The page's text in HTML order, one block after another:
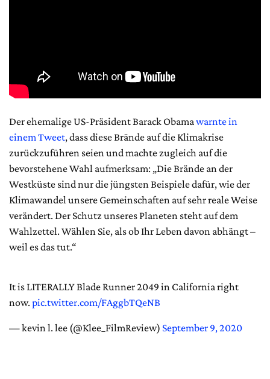
Der ehemalige US-Präsident Barack Obamawarnte in
einem Tweet, dass diese Brände auf die Klimakrise
zurückzuführen seien und machte zugleich auf die
bevorstehene Wahl aufmerksam: „Die Brände an der
Westküste sind nur die jüngsten Beispiele dafür, wie der
Klimawandel unsere Gemeinschaften auf sehr reale Weise
verändert. Der Schutz unseres Planeten steht auf dem
Wahlzettel. Wählen Sie, als ob Ihr Leben davon abhängt –
weil es das tut.“
It is LITERALLY Blade Runner 2049 in California right
now. pic.twitter.com/FAggbTQeNB
— kevin l. lee (@Klee_FilmReview) September 9, 2020